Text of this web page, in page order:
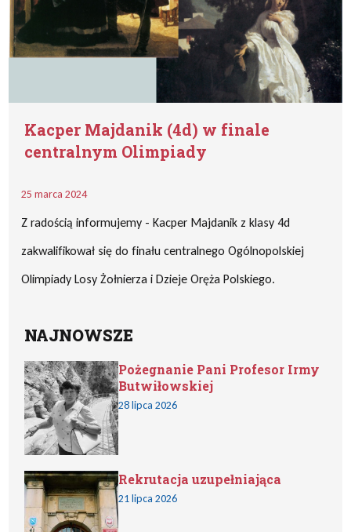
Kacper Majdanik (4d) w finale
centralnym Olimpiady
25 marca 2024
Z radością informujemy - Kacper Majdanik z klasy 4d
zakwalifikował się do finału centralnego Ogólnopolskiej
Olimpiady Losy Żołnierza i Dzieje Oręża Polskiego.
NAJNOWSZE
Pożegnanie Pani Profesor Irmy
Butwiłowskiej
28 lipca 2026
Rekrutacja uzupełniająca
21 lipca 2026